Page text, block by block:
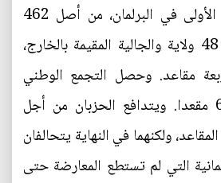
الوطني، وهو الغرفة الأولى في البرلمان، من أصل 462
مقعدا، موزعين على 48 ولاية والجالية المقيمة بالخارج،
مقاعد. وحصل التجمع الوطني
الديمقراطي على 68 مقعدا. ويتدافع الحزبان من أجل
ولكنهما في النهاية يتحالفان
التي لم تستطع المعارضة حتى